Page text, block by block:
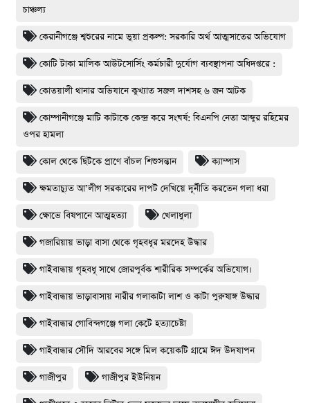
চাঞ্চল্য
কেরানীগঞ্জে শ্বশুরের নামে ভুয়া প্রকল্প: সরকারি অর্থ আত্মসাতের অভিযোগ
কোটি টাকা মালিক আউটসোর্সিং কর্মচারী দুর্যোগ ব্যবস্থাপনা অধিদপ্তরে :
কোতয়ালী থানার অভিযানে কুখ্যাত সজল দাশসহ ৬ জন আটক
কোম্পানীগঞ্জে মাটি কাটাকে কেন্দ্র করে সংঘর্ষ: বিএনপি নেতা আব্দুর রহিমের
ওপর হামলা
কোল থেকে ছিটকে প্রাণে বাঁচল শিশুসন্তান ক্যাম্পাস
ক্ষমতাচ্যুত আ’লীগ সরকারের দাপট দেখিয়ে দূর্নীতি করতেন গলা ধরা
ক্ষোভে বিষপানে আত্মহত্যা খেলাধুলা
গজারিয়ায় ভাড়া বাসা থেকে গৃহবধূর মরদেহ উদ্ধার
গাইবান্ধায় গৃহবধূ সাথে জোরপূর্বক শারীরিক সম্পর্কের অভিযোগ।
গাইবান্ধায় ভাড়াবাসায় নারীর গলাকাটা লাশ ও কাটা পুরুষাঙ্গ উদ্ধার
গাইবান্ধার গোবিন্দগঞ্জে গলা কেটে হত্যাচেষ্টা
গাইবান্ধার সৌদি আরবের সঙ্গে মিল কয়েকটি গ্রামে ঈদ উদযাপন
গাজীপুর গাজীপুর ইউনিয়ন